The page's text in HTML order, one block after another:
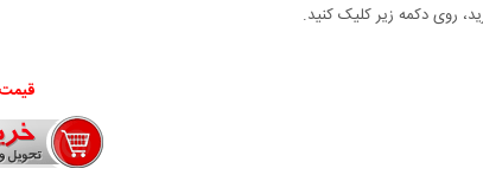
روی دکمه زیر کلیک کنید.